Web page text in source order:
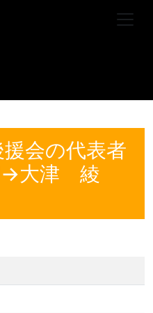
会の代表者
→大津 綾